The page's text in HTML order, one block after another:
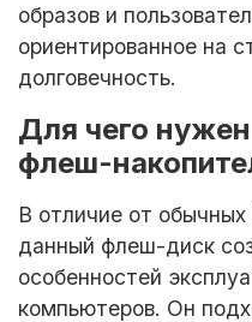
образов и
ориентированное на
долговечность.
Для чего
флеш-
В отличие от
данный флеш-диск
особенностей
компьютеров. Он